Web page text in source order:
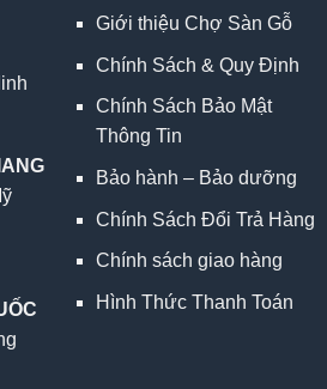
Giới thiệu Chợ Sàn Gỗ
Chính Sách & Quy Định
Chính Sách Bảo Mật
Thông Tin
Bảo hành – Bảo dưỡng
Chính Sách Đổi Trả Hàng
Chính sách giao hàng
Hình Thức Thanh Toán